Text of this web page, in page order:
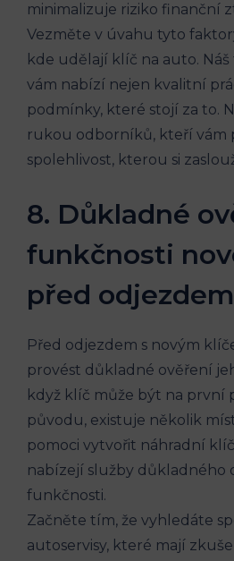
minimalizuje riziko finanční
Vezměte v úvahu tyto
kde‌ udělají klíč na ​auto.
‌vám⁤ nabízí nejen kvalitní
podmínky, které stojí⁤ za to.‍
rukou odborníků, kteří vám
‍spolehlivost, kterou si
8.⁣ Důkladné
funkčnosti
před odjezdem
Před odjezdem s⁤ novým
⁤provést důkladné ověření
když klíč může⁢ být na první
původu, existuje několik
pomoci vytvořit⁤ náhradní
nabízejí ​služby důkladného
funkčnosti.
Začněte tím, že vyhledáte
autoservisy, které mají